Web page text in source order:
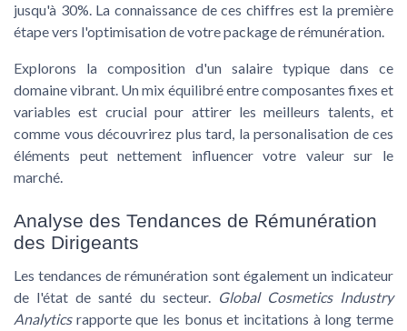
jusqu'à 30%. La connaissance de ces chiffres est la première
étape vers l'optimisation de votre package de rémunération.
Explorons la composition d'un salaire typique dans ce
domaine vibrant. Un mix équilibré entre composantes fixes et
variables est crucial pour attirer les meilleurs talents, et
comme vous découvrirez plus tard, la personalisation de ces
éléments peut nettement influencer votre valeur sur le
marché.
Analyse des Tendances de Rémunération
des Dirigeants
Les tendances de rémunération sont également un indicateur
de l'état de santé du secteur. Global Cosmetics Industry
Analyticsrapporte que les bonus et incitations à long terme